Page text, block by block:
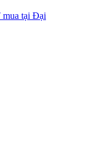
mua tại Đại